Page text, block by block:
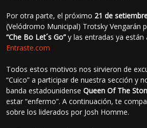
Por otra parte, el próximo 21 de
(Velódromo Municipal) Trotsky Vengarán
“Che Bo Let´s Go”y las entradas ya están
Entraste.com
Todos estos motivos nos sirvieron de
“Cuico” a participar de nuestra sección y
banda estadounidenseQueen Of The
estar “enfermo”. A continuación, te
sobre los liderados por Josh Homme.